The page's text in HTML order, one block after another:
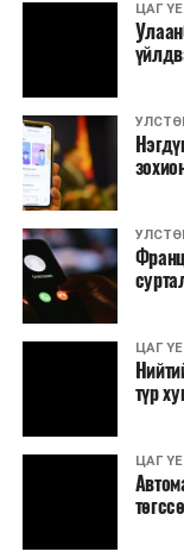
ЦАГ ҮЕ
ЦАГ ҮЕ
түр
ЦАГ ҮЕ